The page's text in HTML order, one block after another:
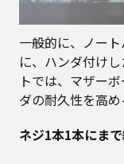
一般的に、ノー
に、ハンダ付け
トでは、マザー
ダの耐久性を高め
ネジ1本1本にま